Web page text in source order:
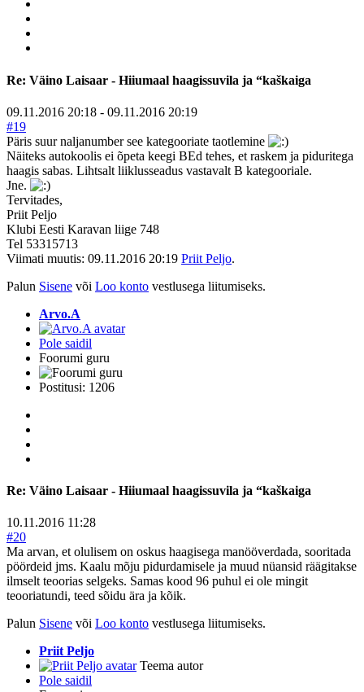
Re: Väino Laisaar - Hiiumaal haagissuvila ja “kaškaiga
09.11.2016 20:18 - 09.11.2016 20:19
#19
Päris suur naljanumber see kategooriate taotlemine
Näiteks autokoolis ei õpeta keegi BEd tehes, et raskem ja piduritega
haagis sabas. Lihtsalt liiklusseadus vastavalt B kategooriale.
Jne.
Tervitades,
Priit Peljo
Klubi Eesti Karavan liige 748
Tel 53315713
Viimati muutis: 09.11.2016 20:19 Priit Peljo.
Palun Sisene või Loo konto vestlusega liitumiseks.
Arvo.A
Pole saidil
Foorumi guru
Postitusi: 1206
Re: Väino Laisaar - Hiiumaal haagissuvila ja “kaškaiga
10.11.2016 11:28
#20
Ma arvan, et olulisem on oskus haagisega manööverdada, sooritada
pöördeid jms. Kaalu mõju pidurdamisele ja muud nüansid räägitakse
ilmselt teoorias selgeks. Samas kood 96 puhul ei ole mingit
teooriatundi, teed sõidu ära ja kõik.
Palun Sisene või Loo konto vestlusega liitumiseks.
Priit Peljo
Teema autor
Pole saidil